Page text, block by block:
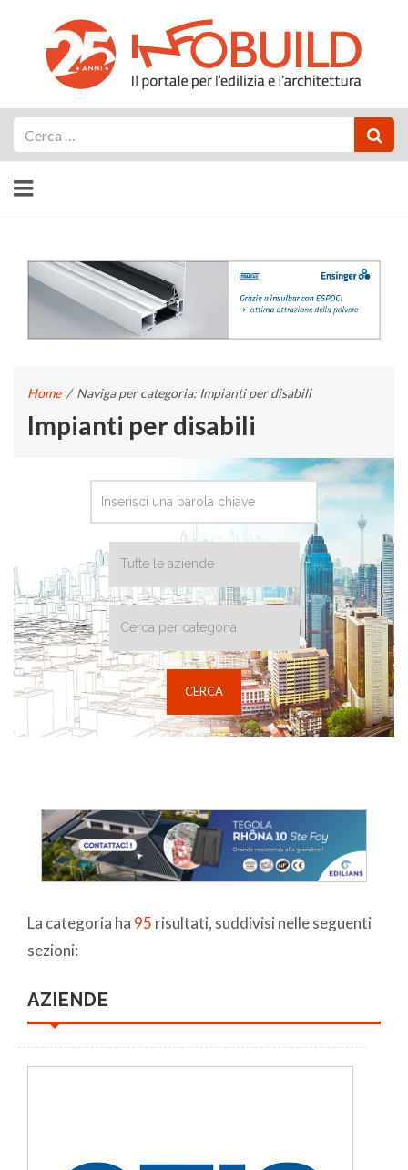
Home / Naviga per categoria: Impianti per disabili
Impianti per disabili
La categoria ha 95 risultati, suddivisi nelle seguenti
sezioni:
AZIENDE